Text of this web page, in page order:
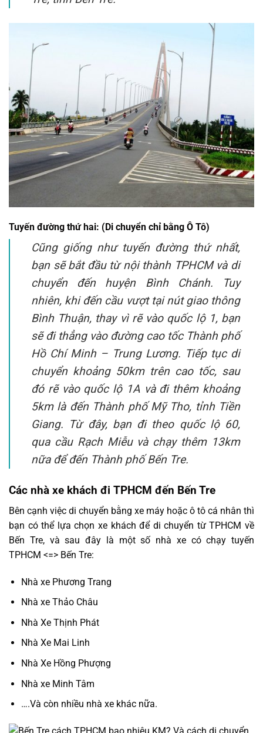
Tuyến đường thứ hai: (Di chuyển chỉ bằng Ô Tô)
Cũng giống như tuyến đường thứ nhất,
bạn sẽ bắt đầu từ nội thành TPHCM và di
chuyển đến huyện Bình Chánh. Tuy
nhiên, khi đến cầu vượt tại nút giao thông
Bình Thuận, thay vì rẽ vào quốc lộ 1, bạn
sẽ đi thẳng vào đường cao tốc Thành phố
Hồ Chí Minh – Trung Lương. Tiếp tục di
chuyển khoảng 50km trên cao tốc, sau
đó rẽ vào quốc lộ 1A và đi thêm khoảng
5km là đến Thành phố Mỹ Tho, tỉnh Tiền
Giang. Từ đây, bạn đi theo quốc lộ 60,
qua cầu Rạch Miễu và chạy thêm 13km
nữa để đến Thành phố Bến Tre.
Các nhà xe khách đi TPHCM đến Bến Tre
Bên cạnh việc di chuyển bằng xe máy hoặc ô tô cá nhân thì
bạn có thể lựa chọn xe khách để di chuyển từ TPHCM về
Bến Tre, và sau đây là một số nhà xe có chạy tuyến
TPHCM <=> Bến Tre:
Nhà xe Phương Trang
Nhà xe Thảo Châu
Nhà Xe Thịnh Phát
Nhà Xe Mai Linh
Nhà Xe Hồng Phượng
Nhà xe Minh Tâm
….Và còn nhiều nhà xe khác nữa.